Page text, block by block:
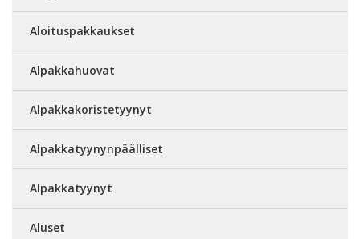
Aloituspakkaukset
Alpakkahuovat
Alpakkakoristetyynyt
Alpakkatyynynpäälliset
Alpakkatyynyt
Aluset